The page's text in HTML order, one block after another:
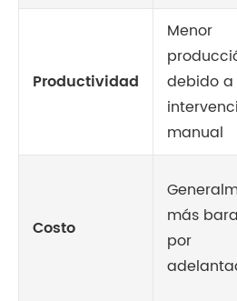
Productividad
Menor
debido a
manual
Costo
más
por